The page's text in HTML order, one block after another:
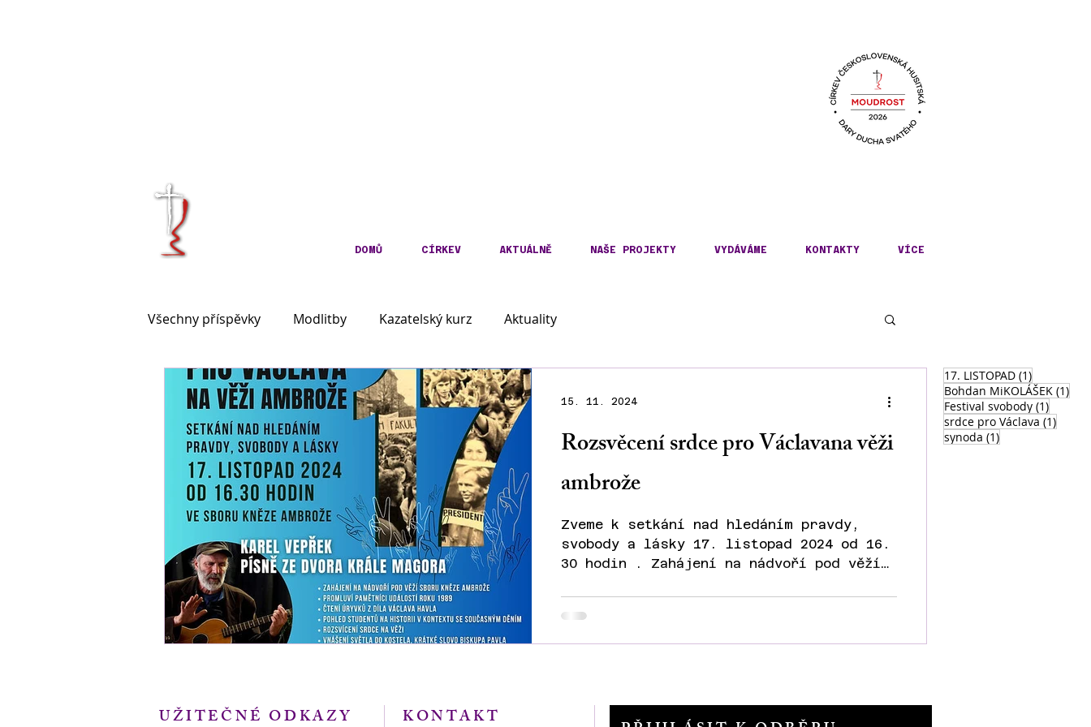
DOMŮ CÍRKEV AKTUÁLNĚ NAŠE PROJEKTY VYDÁVÁME KONTAKTY VÍCE
Všechny příspěvky Modlitby Kazatelský kurz Aktuality
Rozsvěcení srdce pro Václavana věži
ambrože
Zveme k setkání nad hledáním pravdy,
svobody a lásky 17. listopad 2024 od 16.
30 hodin . Zahájení na nádvoří pod věží
15. 11. 2024
17. LISTOPAD (1)1
Bohdan MiKOLÁŠEK (1)1
Festival svobody (1)1
srdce pro Václava (1)1
synoda (1)1 příspěvek
UŽITEČNÉ ODKAZY KONTAKT